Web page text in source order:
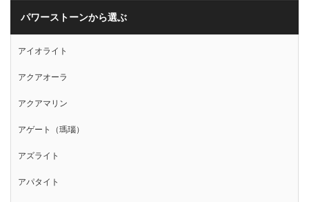
パワーストーンから選ぶ
アイオライト
アクアオーラ
アクアマリン
アゲート（瑪瑙）
アズライト
アパタイト